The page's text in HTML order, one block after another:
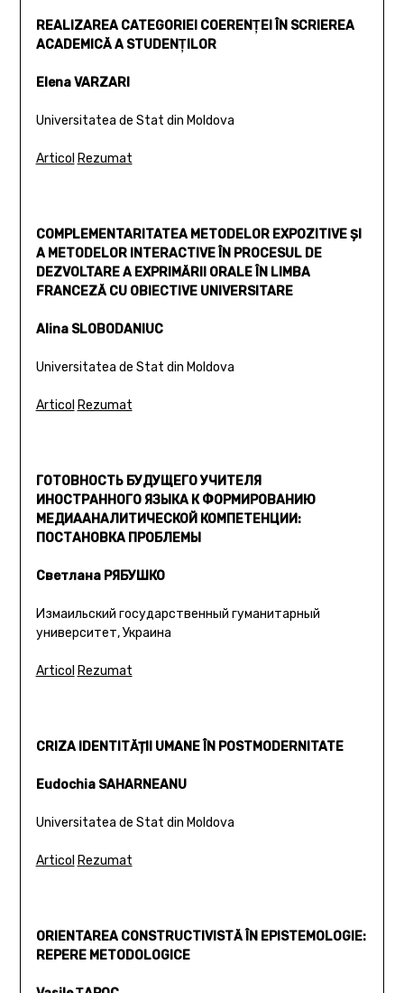
REALIZAREA CATEGORIEI COERENŢEI ÎN SCRIEREA
ACADEMICĂ A STUDENŢILOR
Elena VARZARI
Universitatea de Stat din Moldova
Articol Rezumat
COMPLEMENTARITATEA METODELOR EXPOZITIVE ŞI
A METODELOR INTERACTIVE ÎN PROCESUL DE
DEZVOLTARE A EXPRIMĂRII ORALE ÎN LIMBA
FRANCEZĂ CU OBIECTIVE UNIVERSITARE
Alina SLOBODANIUC
Universitatea de Stat din Moldova
Articol Rezumat
ГОТОВНОСТЬ БУДУЩЕГО УЧИТЕЛЯ
ИНОСТРАННОГО ЯЗЫКА К ФОРМИРОВАНИЮ
МЕДИААНАЛИТИЧЕСКОЙ КОМПЕТЕНЦИИ:
ПОСТАНОВКА ПРОБЛЕМЫ
Светлана РЯБУШКО
Измаильский государственный гуманитарный
университет, Украина
Articol Rezumat
CRIZA IDENTITĂȚII UMANE ÎN POSTMODERNITATE
Eudochia SAHARNEANU
Universitatea de Stat din Moldova
Articol Rezumat
ORIENTAREA CONSTRUCTIVISTĂ ÎN EPISTEMOLOGIE:
REPERE METODOLOGICE